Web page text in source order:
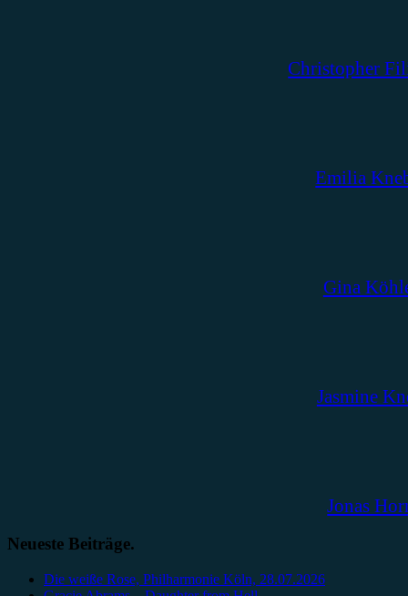
Christopher
Emilia
Gina
Jasmine
Jonas
Neueste Beiträge.
Die weiße Rose, Philharmonie Köln, 28.07.2026